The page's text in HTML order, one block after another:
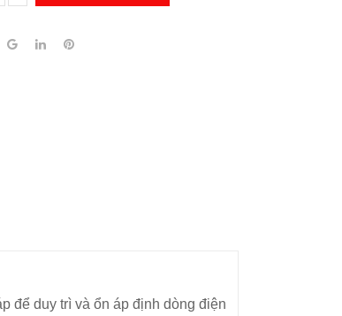
để duy trì và ổn áp định dòng điện